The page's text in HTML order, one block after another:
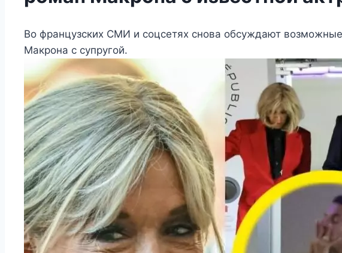
Во французских СМИ и соцсетях снова обсуждают
Макрона с супругой.